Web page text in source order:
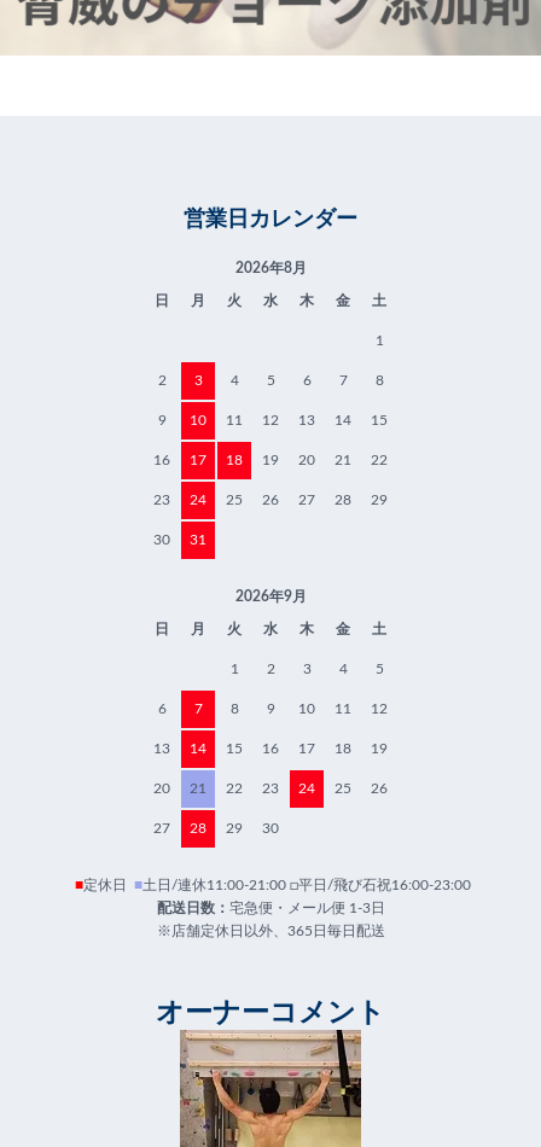
営業日カレンダー
2026年8月
日 月 火 水 木 金 土
1
2 3 4 5 6 7 8
9 10 11 12 13 14 15
16 17 18 19 20 21 22
23 24 25 26 27 28 29
30 31
2026年9月
日 月 火 水 木 金 土
1 2 3 4 5
6 7 8 9 10 11 12
13 14 15 16 17 18 19
20 21 22 23 24 25 26
27 28 29 30
■定休日 ■土日/連休11:00-21:00 □平日/飛び石祝16:00-23:00
配送日数： 宅急便・メール便 1-3日
※店舗定休日以外、365日毎日配送
オーナーコメント